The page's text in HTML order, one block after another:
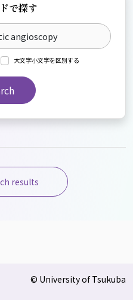
で探す
大文字小文字を区別する
results
© University of Tsukuba